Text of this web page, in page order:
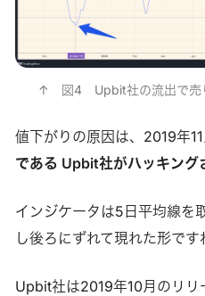
↑　図4　Upbit社の流出で売
値下がりの原因は、2019年
である Upbit社がハッキング
インジケータは5日平均線を
し後ろにずれて現れた形です
Upbit社は2019年10月のリリ